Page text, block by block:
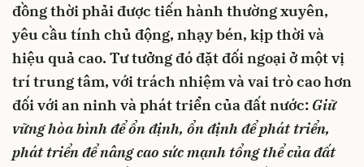
đồng thời phải được tiến hành thường xuyên,
yêu cầu tính chủ động, nhạy bén, kịp thời và
hiệu quả cao. Tư tưởng đó đặt đối ngoại ở một vị
trí trung tâm, với trách nhiệm và vai trò cao hơn
đối với an ninh và phát triển của đất nước: Giữ
vững hòa bình để ổn định, ổn định để phát triển,
phát triển để nâng cao sức mạnh tổng thể của đất